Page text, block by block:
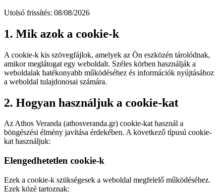
Utolsó frissítés: 08/08/2026
1. Mik azok a cookie-k
A cookie-k kis szövegfájlok, amelyek az Ön eszközén tárolódnak,
amikor meglátogat egy weboldalt. Széles körben használják a
weboldalak hatékonyabb működéséhez és információk nyújtásához
a weboldal tulajdonosai számára.
2. Hogyan használjuk a cookie-kat
Az Athos Veranda (athosveranda.gr) cookie-kat használ a
böngészési élmény javítása érdekében. A következő típusú cookie-
kat használjuk:
Elengedhetetlen cookie-k
Ezek a cookie-k szükségesek a weboldal megfelelő működéséhez.
Ezek közé tartoznak: